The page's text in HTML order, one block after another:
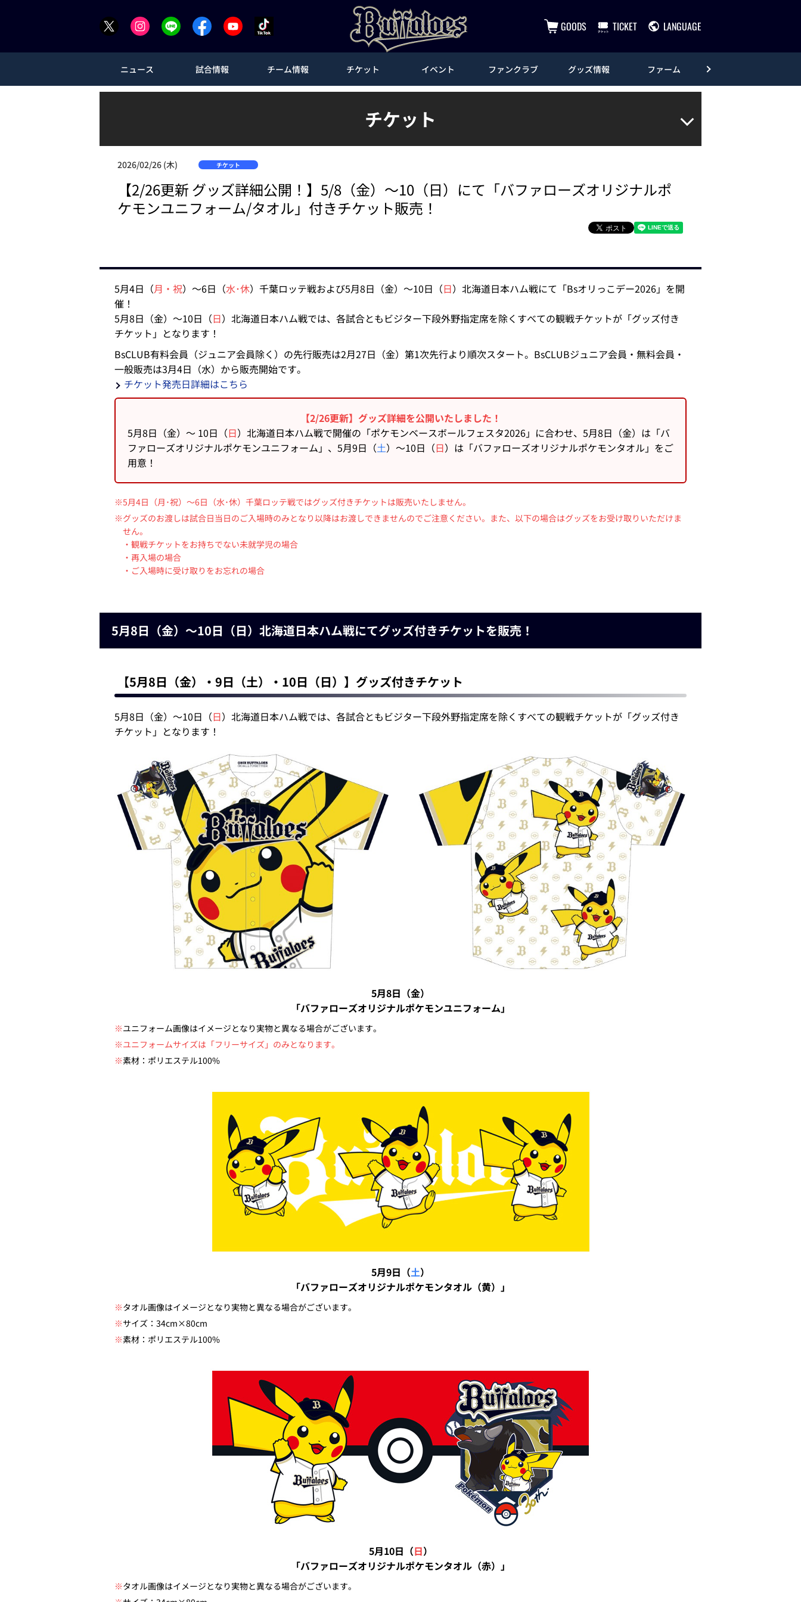
GOODS TICKET LANGUAGE
ニュース 試合情報 チーム情報 チケット イベント ファンクラブ グッズ情報 ファーム
チケット
2026/02/26 (木) チケット
【2/26更新 グッズ詳細公開！】5/8（金）～10（日）にて「バファローズオリジナルポ
ケモンユニフォーム/タオル」付きチケット販売！
5月4日（月・祝）～6日（水･休）千葉ロッテ戦および5月8日（金）～10日（日）北海道日本ハム戦にて「Bsオリっこデー2026」を開
催！
5月8日（金）～10日（日）北海道日本ハム戦では、各試合ともビジター下段外野指定席を除くすべての観戦チケットが「グッズ付き
チケット」となります！
BsCLUB有料会員（ジュニア会員除く）の先行販売は2月27日（金）第1次先行より順次スタート。BsCLUBジュニア会員・無料会員・
一般販売は3月4日（水）から販売開始です。
チケット発売日詳細はこちら
【2/26更新】グッズ詳細を公開いたしました！
5月8日（金）～ 10日（日）北海道日本ハム戦で開催の「ポケモンベースボールフェスタ2026」に合わせ、5月8日（金）は「バ
ファローズオリジナルポケモンユニフォーム」、5月9日（土）～10日（日）は「バファローズオリジナルポケモンタオル」をご
用意！
※5月4日（月･祝）～6日（水･休）千葉ロッテ戦ではグッズ付きチケットは販売いたしません。
※グッズのお渡しは試合日当日のご入場時のみとなり以降はお渡しできませんのでご注意ください。また、以下の場合はグッズをお受け取りいただけま
せん。
・観戦チケットをお持ちでない未就学児の場合
・再入場の場合
・ご入場時に受け取りをお忘れの場合
5月8日（金）～10日（日）北海道日本ハム戦にてグッズ付きチケットを販売！
【5月8日（金）・9日（土）・10日（日）】グッズ付きチケット
5月8日（金）～10日（日）北海道日本ハム戦では、各試合ともビジター下段外野指定席を除くすべての観戦チケットが「グッズ付き
チケット」となります！
5月8日（金）
「バファローズオリジナルポケモンユニフォーム」
※ユニフォーム画像はイメージとなり実物と異なる場合がございます。
※ユニフォームサイズは「フリーサイズ」のみとなります。
※素材：ポリエステル100%
5月9日（土）
「バファローズオリジナルポケモンタオル（黄）」
※タオル画像はイメージとなり実物と異なる場合がございます。
※サイズ：34cm×80cm
※素材：ポリエステル100%
5月10日（日）
「バファローズオリジナルポケモンタオル（赤）」
※タオル画像はイメージとなり実物と異なる場合がございます。